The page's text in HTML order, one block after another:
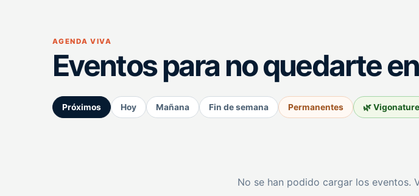
AGENDA VIVA
Eventos para no quedarte
Próximos Hoy Mañana Fin de semana Permanentes 🌿 Vigonature
No se han podido cargar los eventos.